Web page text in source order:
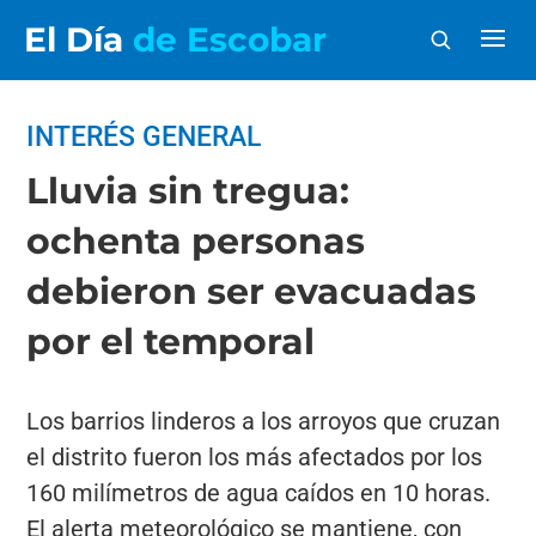
El Día de Escobar
INTERÉS GENERAL
Lluvia sin tregua:
ochenta personas
debieron ser evacuadas
por el temporal
Los barrios linderos a los arroyos que cruzan
el distrito fueron los más afectados por los
160 milímetros de agua caídos en 10 horas.
El alerta meteorológico se mantiene, con